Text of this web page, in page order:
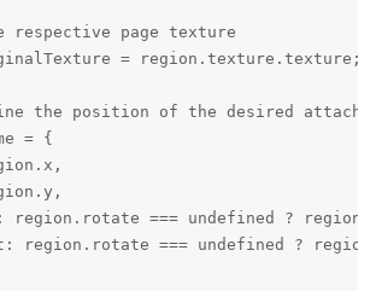
respective page texture
= region.texture.texture;
the position of the desired
= {
region.rotate === undefined ?
region.rotate === undefined ?